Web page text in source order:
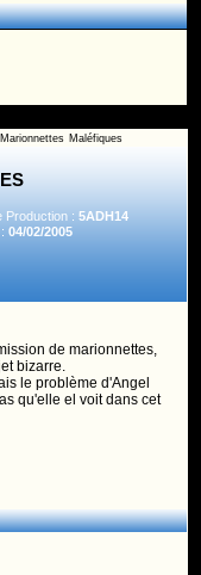
Maléfiques
Production :5ADH14
:04/02/2005
de marionnettes,
bizarre.
le problème d'Angel
qu'elle el voit dans cet